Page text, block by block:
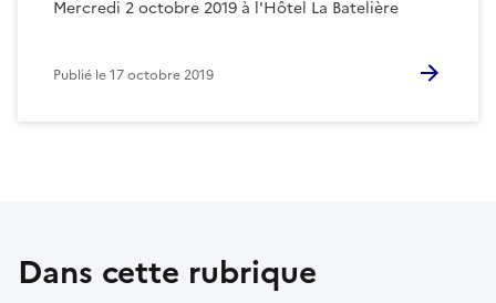
Mercredi 2 octobre 2019 à l'Hôtel La Batelière
Publié le17 octobre 2019
Dans cette rubrique